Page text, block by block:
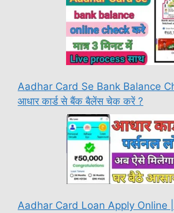
Aadhar Card Se Bank Balance
आधार कार्ड से बैंक बैलेंस चेक करें ?
Aadhar Card Loan Apply Online